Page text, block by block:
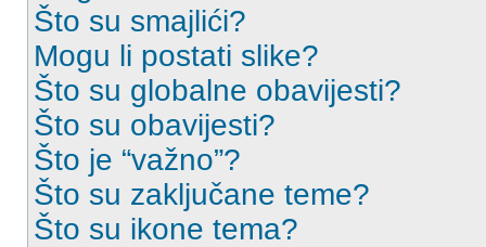
Što su smajlići?
Mogu li postati slike?
Što su globalne obavijesti?
Što su obavijesti?
Što je “važno”?
Što su zaključane teme?
Što su ikone tema?